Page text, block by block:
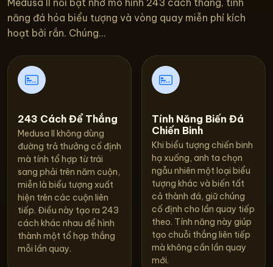
Medusa II nổi bật nhờ mô hình 243 cách thắng, tính
năng đá hóa biểu tượng và vòng quay miễn phí kích
hoạt bởi rắn. Chúng...
243 Cách Để Thắng
Medusa II không dùng
đường trả thưởng cố định
mà tính tổ hợp từ trái
sang phải trên năm cuộn,
miễn là biểu tượng xuất
hiện trên các cuộn liên
tiếp. Điều này tạo ra 243
cách khác nhau để hình
thành một tổ hợp thắng
mỗi lần quay.
Tính Năng Biến Đá
Chiến Binh
Khi biểu tượng chiến binh
hạ xuống, anh ta chọn
ngẫu nhiên một loại biểu
tượng khác và biến tất
cả thành đá, giữ chúng
cố định cho lần quay tiếp
theo. Tính năng này giúp
tạo chuỗi thắng liên tiếp
mà không cần lần quay
mới.